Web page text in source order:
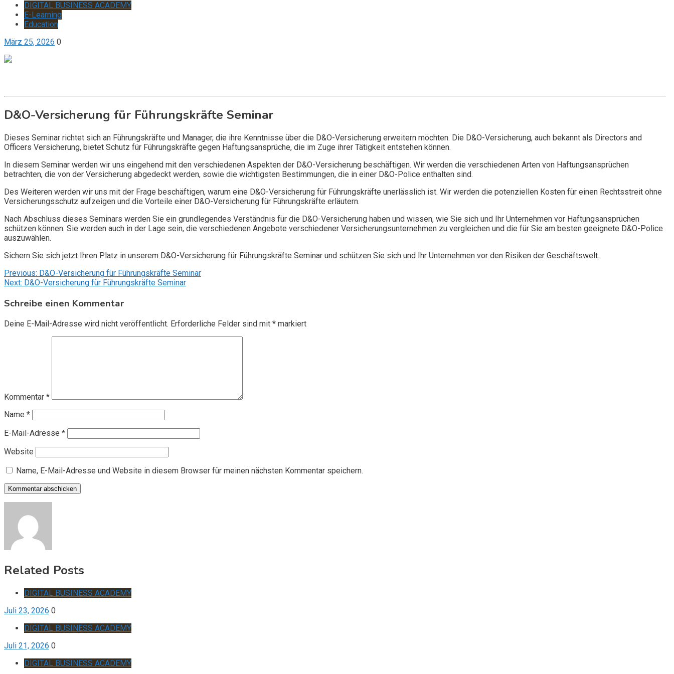
DIGITAL BUSINESS ACADEMY
E-Learning
Education
März 25, 2026 0
D&O-Versicherung für Führungskräfte Seminar
Dieses Seminar richtet sich an Führungskräfte und Manager, die ihre Kenntnisse über die D&O-Versicherung erweitern möchten. Die D&O-Versicherung, auch bekannt als Directors and
Officers Versicherung, bietet Schutz für Führungskräfte gegen Haftungsansprüche, die im Zuge ihrer Tätigkeit entstehen können.
In diesem Seminar werden wir uns eingehend mit den verschiedenen Aspekten der D&O-Versicherung beschäftigen. Wir werden die verschiedenen Arten von Haftungsansprüchen
betrachten, die von der Versicherung abgedeckt werden, sowie die wichtigsten Bestimmungen, die in einer D&O-Police enthalten sind.
Des Weiteren werden wir uns mit der Frage beschäftigen, warum eine D&O-Versicherung für Führungskräfte unerlässlich ist. Wir werden die potenziellen Kosten für einen Rechtsstreit ohne
Versicherungsschutz aufzeigen und die Vorteile einer D&O-Versicherung für Führungskräfte erläutern.
Nach Abschluss dieses Seminars werden Sie ein grundlegendes Verständnis für die D&O-Versicherung haben und wissen, wie Sie sich und Ihr Unternehmen vor Haftungsansprüchen
schützen können. Sie werden auch in der Lage sein, die verschiedenen Angebote verschiedener Versicherungsunternehmen zu vergleichen und die für Sie am besten geeignete D&O-Police
auszuwählen.
Sichern Sie sich jetzt Ihren Platz in unserem D&O-Versicherung für Führungskräfte Seminar und schützen Sie sich und Ihr Unternehmen vor den Risiken der Geschäftswelt.
Beitragsnavigation
Previous: D&O-Versicherung für Führungskräfte Seminar
Next: D&O-Versicherung für Führungskräfte Seminar
Schreibe einen Kommentar
Deine E-Mail-Adresse wird nicht veröffentlicht. Erforderliche Felder sind mit * markiert
Kommentar *
Name *
E-Mail-Adresse *
Website
Name, E-Mail-Adresse und Website in diesem Browser für meinen nächsten Kommentar speichern.
Related Posts
DIGITAL BUSINESS ACADEMY
Juli 23, 2026 0
DIGITAL BUSINESS ACADEMY
Juli 21, 2026 0
DIGITAL BUSINESS ACADEMY